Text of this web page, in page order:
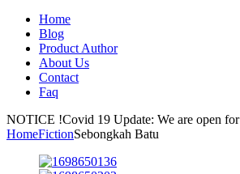
Home
Blog
Product Author
About Us
Contact
Faq
NOTICE !Covid 19 Update: We are open
HomeFictionSebongkah Batu